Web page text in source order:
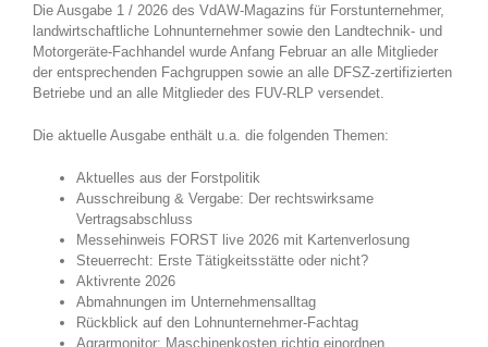
Die Ausgabe 1 / 2026 des VdAW-Magazins für Forstunternehmer,
landwirtschaftliche Lohnunternehmer sowie den Landtechnik- und
Motorgeräte-Fachhandel wurde Anfang Februar an alle Mitglieder
der entsprechenden Fachgruppen sowie an alle DFSZ-zertifizierten
Betriebe und an alle Mitglieder des FUV-RLP versendet.
Die aktuelle Ausgabe enthält u.a. die folgenden Themen:
Aktuelles aus der Forstpolitik
Ausschreibung & Vergabe: Der rechtswirksame
Vertragsabschluss
Messehinweis FORST live 2026 mit Kartenverlosung
Steuerrecht: Erste Tätigkeitsstätte oder nicht?
Aktivrente 2026
Abmahnungen im Unternehmensalltag
Rückblick auf den Lohnunternehmer-Fachtag
Agrarmonitor: Maschinenkosten richtig einordnen